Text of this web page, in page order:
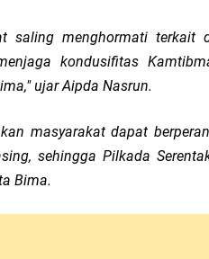
saling menghormati terkait
kondusifitas
ujar Aipda Nasrun.
masyarakat dapat
sehingga Pilkada
Bima.